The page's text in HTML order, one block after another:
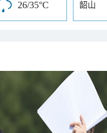
26/35°C 韶山